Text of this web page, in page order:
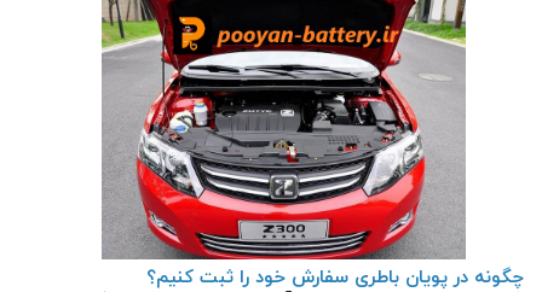
چگونه در پویان باطری سفارش خود را ثبت کنیم؟